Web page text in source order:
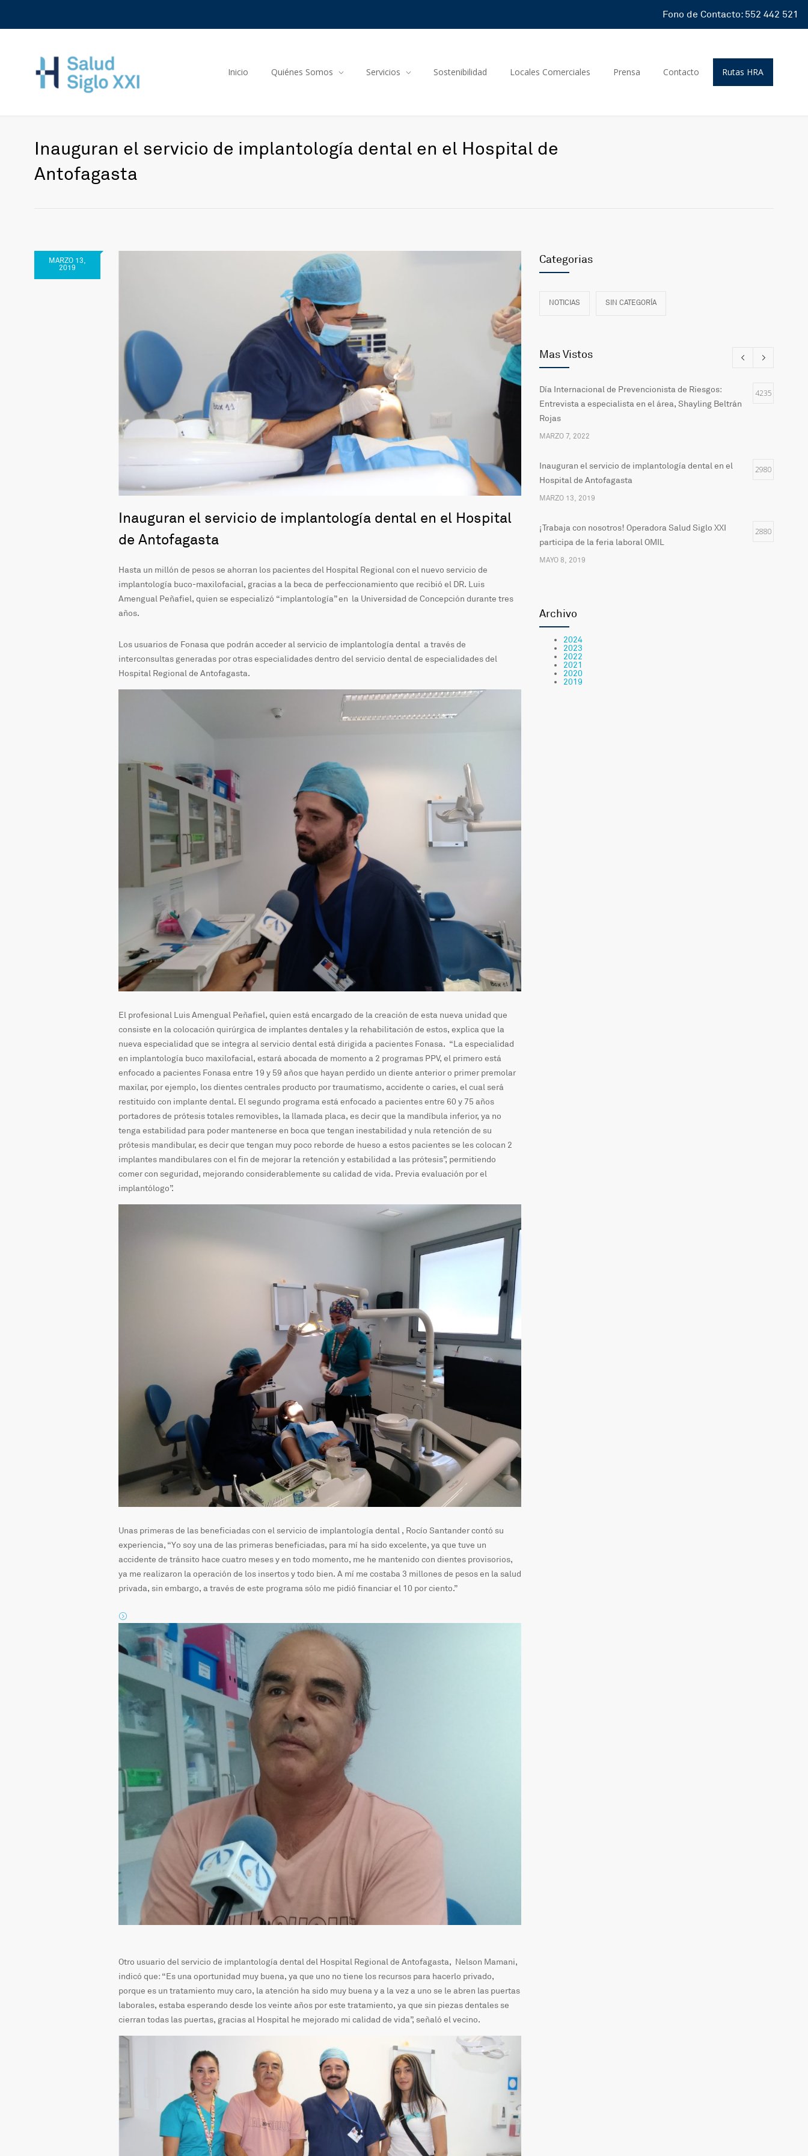
Fono de Contacto: 552 442 521
Inicio Quiénes Somos Servicios Sostenibilidad Locales Comerciales Prensa Contacto Rutas HRA
Inauguran el servicio de implantología dental en el Hospital de
Antofagasta
MARZO 13,
2019
Inauguran el servicio de implantología dental en el Hospital
de Antofagasta
Hasta un millón de pesos se ahorran los pacientes del Hospital Regional con el nuevo servicio de
implantología buco-maxilofacial, gracias a la beca de perfeccionamiento que recibió el DR. Luis
Amengual Peñafiel, quien se especializó “implantología” en la Universidad de Concepción durante tres
años.
Los usuarios de Fonasa que podrán acceder al servicio de implantología dental a través de
interconsultas generadas por otras especialidades dentro del servicio dental de especialidades del
Hospital Regional de Antofagasta.
El profesional Luis Amengual Peñafiel, quien está encargado de la creación de esta nueva unidad que
consiste en la colocación quirúrgica de implantes dentales y la rehabilitación de estos, explica que la
nueva especialidad que se integra al servicio dental está dirigida a pacientes Fonasa. “La especialidad
en implantología buco maxilofacial, estará abocada de momento a 2 programas PPV, el primero está
enfocado a pacientes Fonasa entre 19 y 59 años que hayan perdido un diente anterior o primer premolar
maxilar, por ejemplo, los dientes centrales producto por traumatismo, accidente o caries, el cual será
restituido con implante dental. El segundo programa está enfocado a pacientes entre 60 y 75 años
portadores de prótesis totales removibles, la llamada placa, es decir que la mandíbula inferior, ya no
tenga estabilidad para poder mantenerse en boca que tengan inestabilidad y nula retención de su
prótesis mandibular, es decir que tengan muy poco reborde de hueso a estos pacientes se les colocan 2
implantes mandibulares con el fin de mejorar la retención y estabilidad a las prótesis”, permitiendo
comer con seguridad, mejorando considerablemente su calidad de vida. Previa evaluación por el
implantólogo”.
Unas primeras de las beneficiadas con el servicio de implantología dental , Rocío Santander contó su
experiencia, “Yo soy una de las primeras beneficiadas, para mí ha sido excelente, ya que tuve un
accidente de tránsito hace cuatro meses y en todo momento, me he mantenido con dientes provisorios,
ya me realizaron la operación de los insertos y todo bien. A mí me costaba 3 millones de pesos en la salud
privada, sin embargo, a través de este programa sólo me pidió financiar el 10 por ciento.”
Otro usuario del servicio de implantología dental del Hospital Regional de Antofagasta, Nelson Mamani,
indicó que: “Es una oportunidad muy buena, ya que uno no tiene los recursos para hacerlo privado,
porque es un tratamiento muy caro, la atención ha sido muy buena y a la vez a uno se le abren las puertas
laborales, estaba esperando desde los veinte años por este tratamiento, ya que sin piezas dentales se
cierran todas las puertas, gracias al Hospital he mejorado mi calidad de vida”, señaló el vecino.
Categorias
NOTICIAS SIN CATEGORÍA
Mas Vistos
Día Internacional de Prevencionista de Riesgos:
Entrevista a especialista en el área, Shayling Beltrán
Rojas
4235
MARZO 7, 2022
Inauguran el servicio de implantología dental en el
Hospital de Antofagasta
2980
MARZO 13, 2019
¡Trabaja con nosotros! Operadora Salud Siglo XXI
participa de la feria laboral OMIL
2880
MAYO 8, 2019
Comienzan las clases en la «escuelita» del Hospital de
Antofagasta
MARZO 6, 2019
Archivo
2024
2023
2022
2021
2020
2019